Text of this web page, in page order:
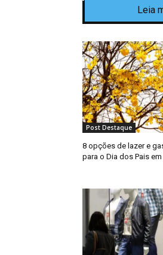
Leia
Post Destaque
8 opções de lazer e
para o Dia dos Pais